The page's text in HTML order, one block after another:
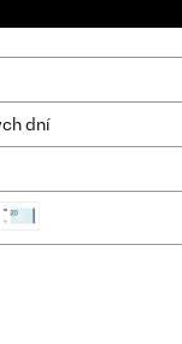
dní